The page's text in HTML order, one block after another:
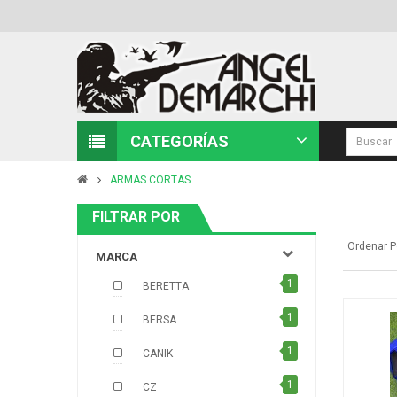
CATEGORÍAS
ARMAS CORTAS
FILTRAR POR
MARCA
BERETTA 1
BERSA 1
CANIK 1
CZ 1
Ordenar